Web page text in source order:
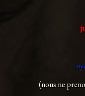
(nous ne